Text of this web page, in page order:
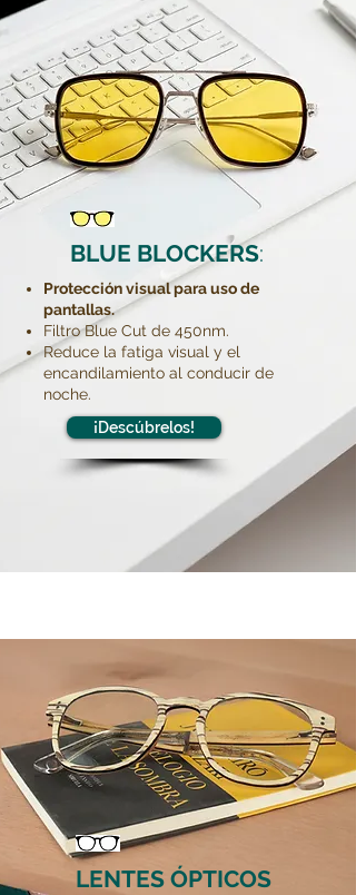
BLUE BLOCKERS:
Protección visual para uso de
pantallas.
Filtro Blue Cut de 450nm.
Reduce la fatiga visual y el
encandilamiento al conducir de
noche.
¡Descúbrelos!
LENTES ÓPTICOS